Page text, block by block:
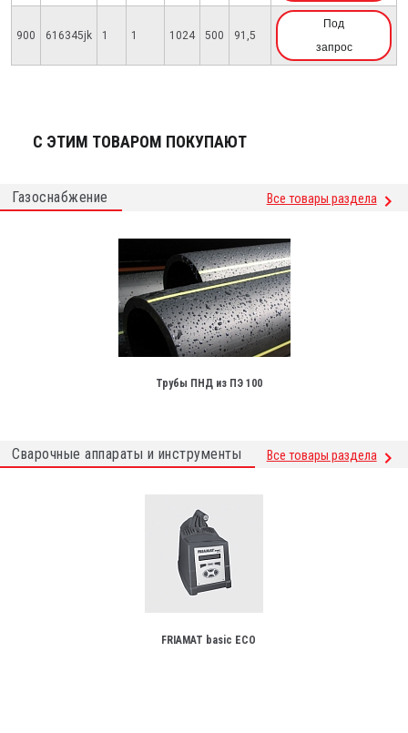
900 616345jk 1 1 1024 500 91,5
Под
запрос
С ЭТИМ ТОВАРОМ ПОКУПАЮТ
Газоснабжение Все товары раздела
Трубы ПНД из ПЭ 100
Сварочные аппараты и инструменты Все товары раздела
FRIAMAT basic ECO